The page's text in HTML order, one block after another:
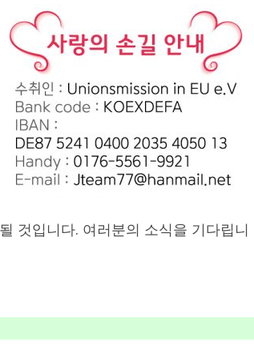
것입니다. 여러분의 소식을 기다립니